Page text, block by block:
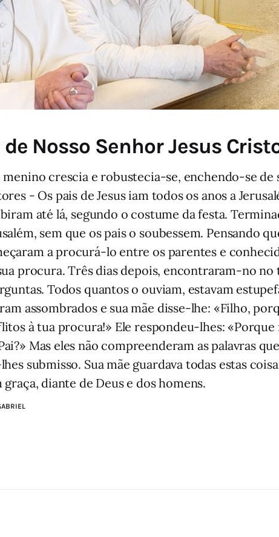
Nosso Senhor Jesus
crescia e robustecia-se, enchendo-se de
- Os pais de Jesus iam todos os anos a
até lá, segundo o costume da festa.
sem que os pais o soubessem. Pensando
a procurá-lo entre os parentes e
procura. Três dias depois, encontraram-no
Todos quantos o ouviam, estavam
assombrados e sua mãe disse-lhe: «Filho,
à tua procura!» Ele respondeu-lhes:
Mas eles não compreenderam as palavras
submisso. Sua mãe guardava todas estas
diante de Deus e dos homens.